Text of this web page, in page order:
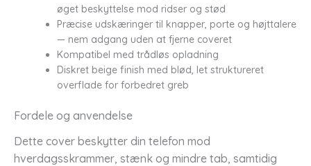
øget beskyttelse mod ridser og stød
Præcise udskæringer til knapper, porte og højttalere
— nem adgang uden at fjerne coveret
Kompatibel med trådløs opladning
Diskret beige finish med blød, let struktureret
overflade for forbedret greb
Fordele og anvendelse
Dette cover beskytter din telefon mod
hverdagsskrammer, stænk og mindre tab, samtidig